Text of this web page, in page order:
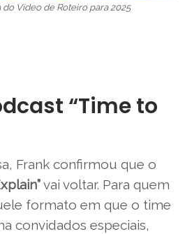
do Vídeo de Roteiro para 2025
“Time to
Frank confirmou que o
vai voltar. Para quem
formato em que o time
convidados especiais,